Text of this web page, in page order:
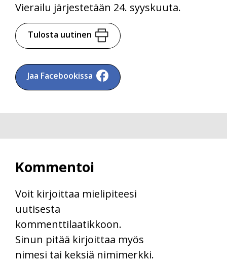
Vierailu järjestetään 24. syyskuuta.
Tulosta uutinen
Jaa Facebookissa
Kommentoi
Voit kirjoittaa mielipiteesi
uutisesta
kommenttilaatikkoon.
Sinun pitää kirjoittaa myös
nimesi tai keksiä nimimerkki.